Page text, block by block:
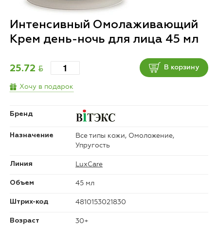
Интенсивный Омолаживающий
Крем день-ночь для лица 45 мл
25.72 BYN В корзину
Хочу в подарок
Бренд
Назначение
Все типы кожи, Омоложение,
Упругость
Линия LuxCare
Объем 45 мл
Штрих-код 4810153021830
Возраст 30+